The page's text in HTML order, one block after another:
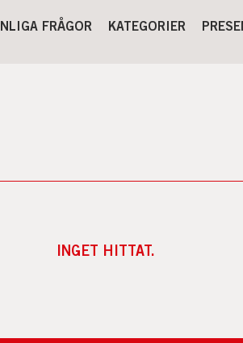
FRÅGOR KATEGORIER
INGET HITTAT.